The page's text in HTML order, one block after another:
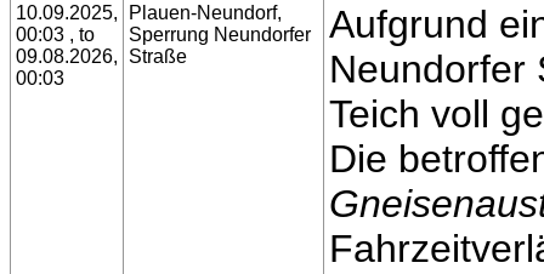
10.09.2025,
00:03 , to
09.08.2026,
00:03
Plauen-Neundorf,
Sperrung Neundorfer
Straße
Aufgrund
Neundorfer
Teich voll
Die